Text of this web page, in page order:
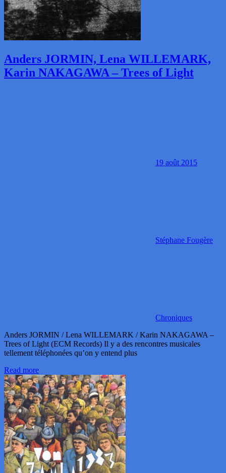
Anders JORMIN, Lena WILLEMARK,
Karin NAKAGAWA – Trees of Light
19 août 2015
Stéphane Fougère
Chroniques
Anders JORMIN / Lena WILLEMARK / Karin NAKAGAWA –
Trees of Light (ECM Records) Il y a des rencontres musicales
tellement téléphonées qu’on y entend plus
Read more